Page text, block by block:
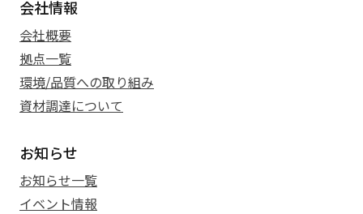
会社情報
会社概要
拠点一覧
環境/品質への取り組み
資材調達について
お知らせ
お知らせ一覧
イベント情報